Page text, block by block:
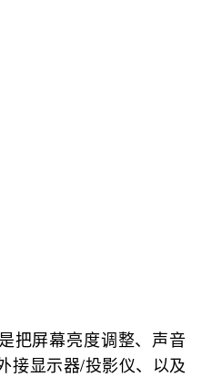
把屏幕亮度调整、声音
接显示器/投影仪、以及